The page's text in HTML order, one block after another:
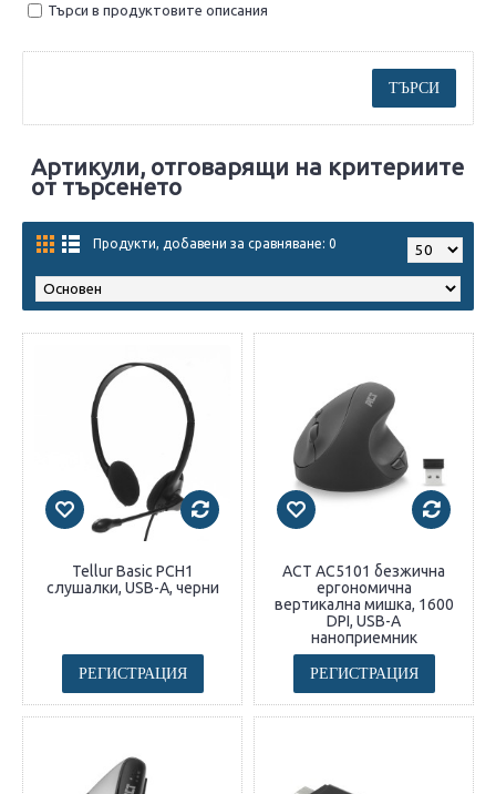
Търси в продуктовите описания
Артикули, отговарящи на критериите
от търсенето
Продукти, добавени за сравняване: 0
Tellur Basic PCH1
слушалки, USB-A, черни
РЕГИСТРАЦИЯ
ACT AC5101 безжична
ергономична
вертикална мишка, 1600
DPI, USB-A
наноприемник
РЕГИСТРАЦИЯ